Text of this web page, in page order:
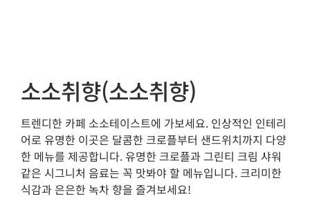
소소취향(소소취향)
트렌디한 카페 소소테이스트에 가보세요. 인상적인 인테리
어로 유명한 이곳은 달콤한 크로플부터 샌드위치까지 다양
한 메뉴를 제공합니다. 유명한 크로플과 그린티 크림 샤워
같은 시그니처 음료는 꼭 맛봐야 할 메뉴입니다. 크리미한
식감과 은은한 녹차 향을 즐겨보세요!